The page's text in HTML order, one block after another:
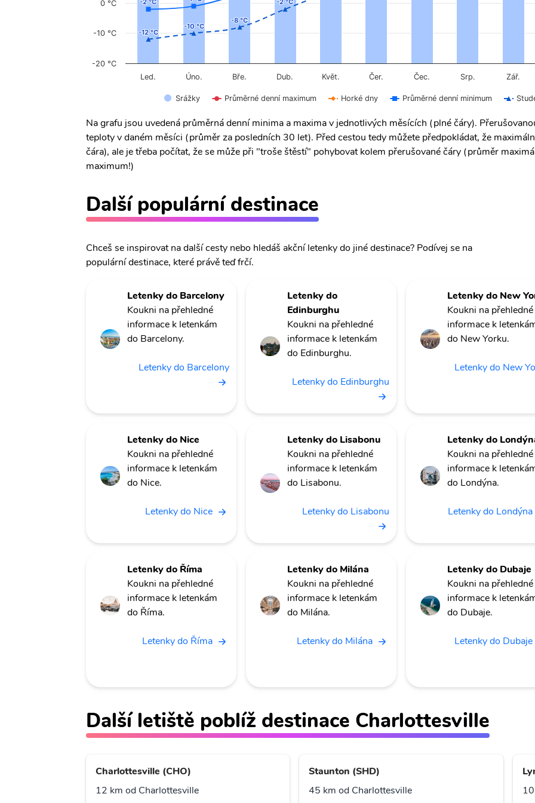
-2 °C
-2 °C
-12 °C
-12 °C
-10 °C
-10 °C
-8 °C
-8 °C
-2 °C
-2 °C
Srážky Průměrné denní maximum Horké dny Průměrné denní minimum
Led. Úno. Bře. Dub. Květ. Čer. Čec. Srp. Zář.
-20 °C
-10 °C
0 °C
Na grafu jsou uvedená průměrná denní minima a maxima v jednotlivých měsících (plné čáry).
teploty v daném měsíci (průměr za posledních 30 let). Před cestou tedy můžete předpokládat, že
čára), ale je třeba počítat, že se může při "troše štěstí" pohybovat kolem přerušované čáry (průměr
maximum!)
Další populární destinace
Chceš se inspirovat na další cesty nebo hledáš akční letenky do jiné destinace? Podívej se na
populární destinace, které právě teď frčí.
Letenky do Barcelony
Koukni na přehledné
informace k letenkám
do Barcelony.
Letenky do Barcelony
Letenky do
Edinburghu
Koukni na přehledné
informace k letenkám
do Edinburghu.
Letenky do Edinburghu
Letenky do New
Koukni na přehledné
informace k
do New Yorku.
Letenky do New
Letenky do Nice
Koukni na přehledné
informace k letenkám
do Nice.
Letenky do Nice
Letenky do Lisabonu
Koukni na přehledné
informace k letenkám
do Lisabonu.
Letenky do Lisabonu
Letenky do
Koukni na přehledné
informace k
do Londýna.
Letenky do Londýna
Letenky do Říma
Koukni na přehledné
informace k letenkám
do Říma.
Letenky do Říma
Letenky do Milána
Koukni na přehledné
informace k letenkám
do Milána.
Letenky do Milána
Letenky do Dubaje
Koukni na přehledné
informace k
do Dubaje.
Letenky do Dubaje
Další letiště poblíž destinace Charlottesville
Charlottesville (CHO)
12 km od Charlottesville
Staunton (SHD)
45 km od Charlottesville